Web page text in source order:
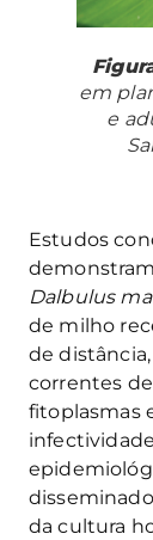
em
e
Estudos
Dalbulus
de milho
de
correntes
fitoplasmas
da cultura